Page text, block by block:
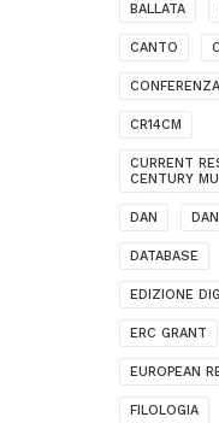
BALLATA
CANTO
CONFERENZA
CR14CM
CURRENT
CENTURY
DAN
DATABASE
EDIZIONE
ERC GRANT
EUROPEAN
FILOLOGIA